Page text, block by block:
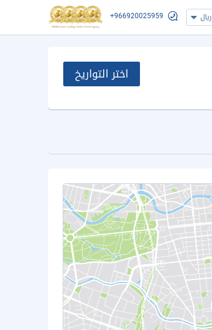
ريال +966920025959
اختر التواريخ